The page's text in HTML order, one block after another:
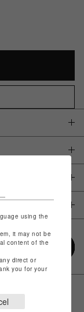
using the
it may not be
content of the
direct or
you for your